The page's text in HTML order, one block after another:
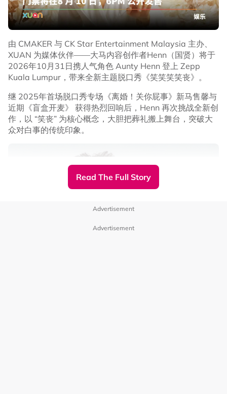
陈建州纪录范玮琪和粉丝互动画面
由 CMAKER 与 CK Star Entertainment Malaysia 主办、
XUAN 为媒体伙伴——大马内容创作者Henn（国贤）将于
2026年10月31日携人气角色 Aunty Henn 登上 Zepp
Kuala Lumpur，带来全新主题脱口秀《笑笑笑笑丧》。
继 2025年首场脱口秀专场《离婚！关你屁事》新马售馨与
近期《盲盒开麦》 获得热烈回响后，Henn 再次挑战全新创
作，以 “笑丧” 为核心概念，大胆把葬礼搬上舞台，突破大
众对白事的传统印象。
Read The Full Story
Advertisement
Advertisement